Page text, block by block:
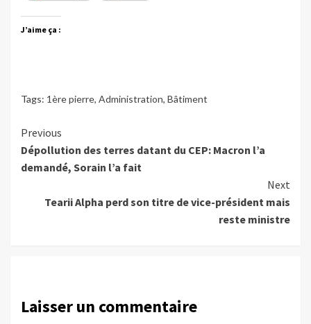
J’aime ça :
Tags: 1ère pierre, Administration, Bâtiment
Continue
Reading
Previous
Dépollution des terres datant du CEP: Macron l’a
demandé, Sorain l’a fait
Next
Tearii Alpha perd son titre de vice-président mais
reste ministre
Laisser un commentaire